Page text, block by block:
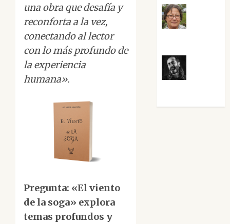
una obra que desafía y
reconforta a la vez,
conectando al lector
con lo más profundo de
la experiencia
humana».
Pregunta: «El viento
de la soga» explora
temas profundos y